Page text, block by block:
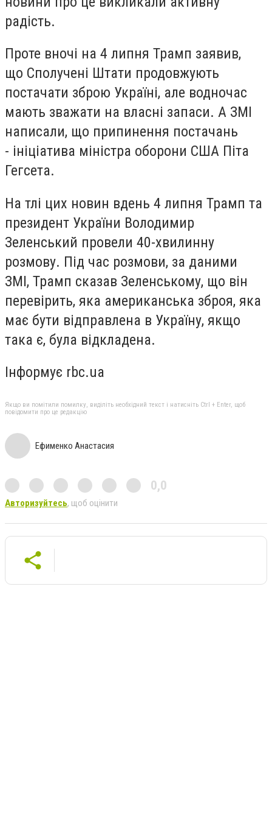
радість.
Проте вночі на 4 липня Трамп заявив,
що Сполучені Штати продовжують
постачати зброю Україні, але водночас
мають зважати на власні запаси. А ЗМІ
написали, що припинення постачань
- ініціатива міністра оборони США Піта
Гегсета.
На тлі цих новин вдень 4 липня Трамп та
президент України Володимир
Зеленський провели 40-хвилинну
розмову. Під час розмови, за даними
ЗМІ, Трамп сказав Зеленському, що він
перевірить, яка американська зброя, яка
має бути відправлена ​​в Україну, якщо
така є, була відкладена.
Інформує rbc.ua
Якщо ви помітили помилку, виділіть необхідний текст і натисніть Ctrl + Enter, щоб
повідомити про це редакцію
Ефименко Анастасия
0,0
Авторизуйтесь, щоб оцінити